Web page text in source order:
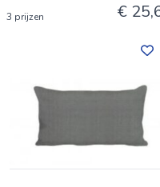
3 prijzen €